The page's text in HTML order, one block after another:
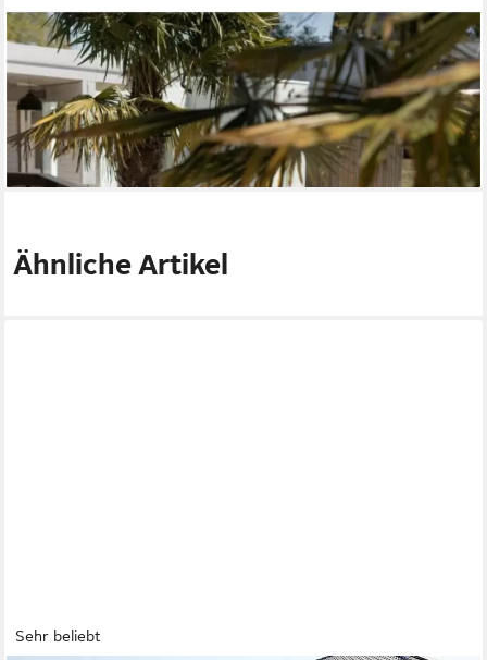
KETER
Gartenlounge-Set Balkon und Garten San-Remo mit Tisch 2-
Sitzer-Sofa, 2 Sessel, 1Tisch, 2-er Sofa, 2 Gartensessel, Tisch,
Polsterauflangen, Montageanleitung
299,00 € UVP579,00 €
-48%
lieferbar - in 6-8 Werktagen bei dir
Ähnliche Artikel
Sehr beliebt